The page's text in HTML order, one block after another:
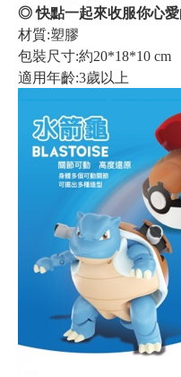
◎ 快點一起來收服你心愛
材質:塑膠
包裝尺寸:約20*18*10 cm
適用年齡:3歲以上